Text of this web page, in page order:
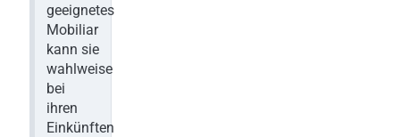
geeignetes
Mobiliar
kann sie
wahlweise
bei
ihren
Einkünften